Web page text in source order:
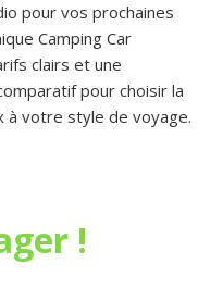
pour vos prochaines
Camping Car
clairs et une
pour choisir la
à votre style de voyage.
!